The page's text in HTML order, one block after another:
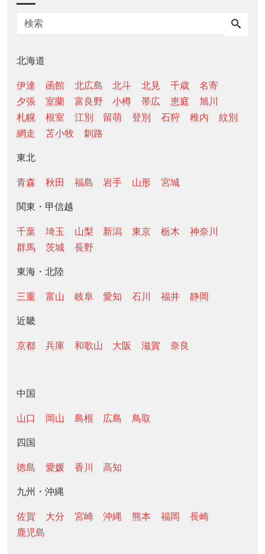
北海道
伊達 函館 北広島 北斗 北見 千歳
名寄
夕張
室蘭 富良野 小樽 帯広 恵庭
旭川
札幌
根室 江別 留萌 登別 石狩 稚内
紋別
網走
苫小牧 釧路
東北
青森 秋田 福島 岩手 山形 宮城
関東・甲信越
千葉 埼玉 山梨 新潟 東京 栃木
神奈川
群馬
茨城 長野
東海・北陸
三重 富山 岐阜 愛知 石川 福井 静岡
近畿
京都 兵庫 和歌山 大阪 滋賀 奈良
中国
山口 岡山 島根 広島 鳥取
四国
徳島 愛媛 香川 高知
九州・沖縄
佐賀 大分 宮崎 沖縄 熊本 福岡
長崎
鹿児島